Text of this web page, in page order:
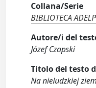
Collana/Serie
BIBLIOTECA
Autore/i del
Józef Czapski
Titolo del testo
Na nieludzkiej